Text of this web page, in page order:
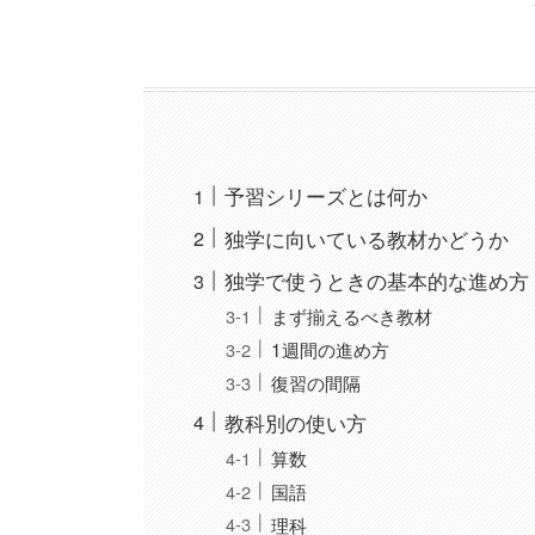
予習シリーズとは何か
独学に向いている教材かどうか
独学で使うときの基本的な進め方
まず揃えるべき教材
1週間の進め方
復習の間隔
教科別の使い方
算数
国語
理科